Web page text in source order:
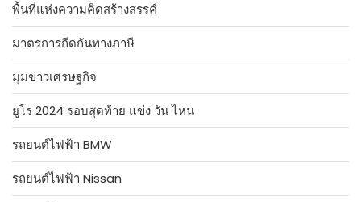
พื้นที่แห่งความคิดสร้างสรรค์
มาตรการกีดกันทางภาษี
มุมข่าวเศรษฐกิจ
ยูโร 2024 รอบสุดท้าย แข่ง วัน ไหน
รถยนต์ไฟฟ้า BMW
รถยนต์ไฟฟ้า Nissan